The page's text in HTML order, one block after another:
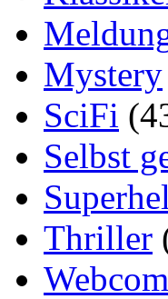
Mystery
SciFi
Selbst
Thriller